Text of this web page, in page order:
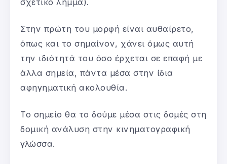
Στην πρώτη του μορφή είναι αυθαίρετο,
όπως και το σημαίνον, χάνει όμως αυτή
την ιδιότητά του όσο έρχεται σε επαφή με
άλλα σημεία, πάντα μέσα στην ίδια
αφηγηματική ακολουθία.
Το σημείο θα το δούμε μέσα στις δομές στη
δομική ανάλυση στην κινηματογραφική
γλώσσα.